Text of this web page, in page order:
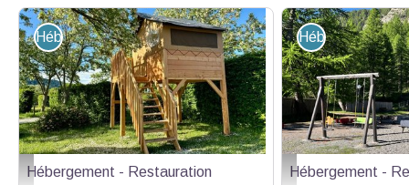
photo - Camping les mélèzes
Hébergement - Restauration
Hébergement - Restauration
photo - Camping les
Hébergement -
Hébergement -